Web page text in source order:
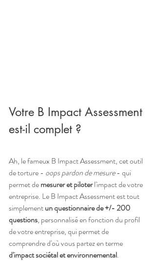
Votre B Impact Assessment
est-il complet ?
Ah, le fameux B Impact Assessment, cet outil
de torture - oops pardon de mesure - qui
permet de mesurer et piloter l'impact de votre
entreprise. Le B Impact Assessment est tout
simplement un questionnaire de +/- 200
questions, personnalisé en fonction du profil
de votre entreprise, qui permet de
comprendre d'où vous partez en terme
d'impact sociétal et environnemental.